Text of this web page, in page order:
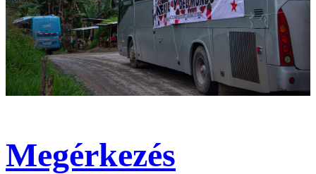
Megérkezés